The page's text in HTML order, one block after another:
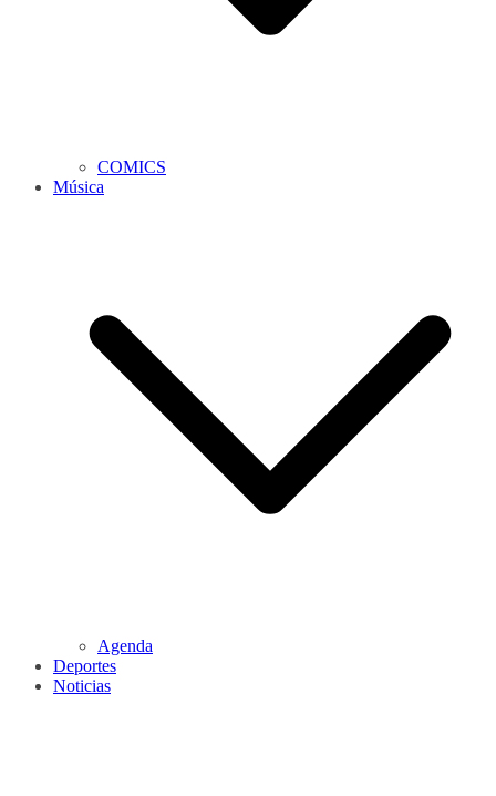
COMICS
Música
Agenda
Deportes
Noticias